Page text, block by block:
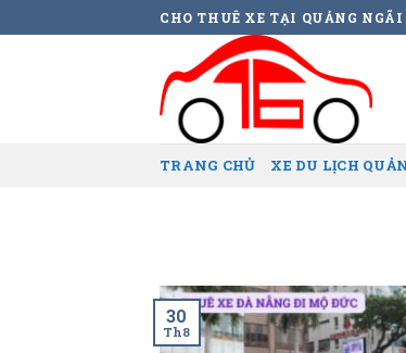
to
CHO THUÊ XE TẠI QUẢNG NGÃI
TRANG CHỦ XE DU LỊCH
30
Th8